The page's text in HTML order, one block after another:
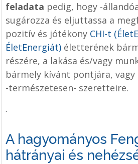
feladata pedig, hogy -
sugározza és eljuttassa a
pozitív és jótékony CHI-t
ÉletEnergiát) életterének
részére, a lakása és/vagy
bármely kívánt pontjára, vagy
-természetesen- szeretteire.
.
A hagyományos
hátrányai és